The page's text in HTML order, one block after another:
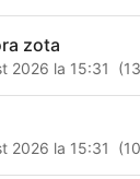
zota
2026 la 15:31 (13
2026 la 15:31 (10